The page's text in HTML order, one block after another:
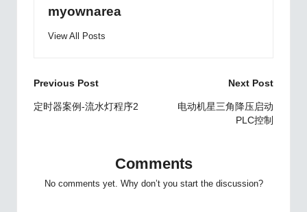
myownarea
View All Posts
Post
navigation
Previous Post
定时器案例-流水灯程序2
Next Post
电动机星三角降压启动
PLC控制
Comments
No comments yet. Why don’t you start the discussion?